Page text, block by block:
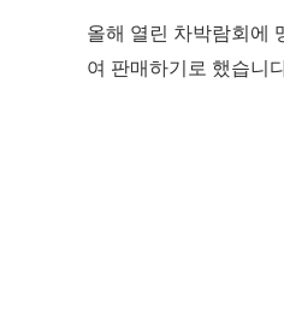
올해 열린 차박람회에
여 판매하기로 했습니